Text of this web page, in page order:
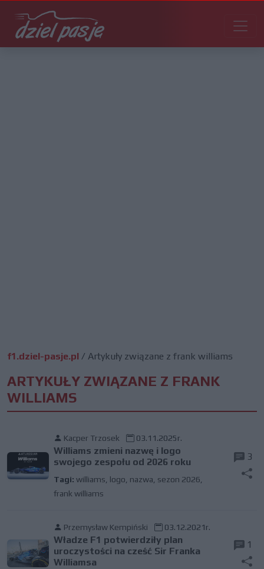
f1.dziel-pasje.pl / Artykuły związane z frank williams
ARTYKUŁY ZWIĄZANE Z FRANK
WILLIAMS
Kacper Trzosek 03.11.2025r.
Williams zmieni nazwę i logo
swojego zespołu od 2026 roku
Tagi: williams logo nazwa sezon 2026
frank williams
3
Przemysław Kempiński 03.12.2021r.
Władze F1 potwierdziły plan
uroczystości na cześć Sir Franka
Williamsa
1